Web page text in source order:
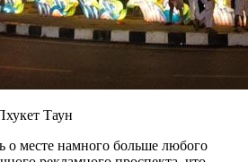
Таун
о месте намного больше любого